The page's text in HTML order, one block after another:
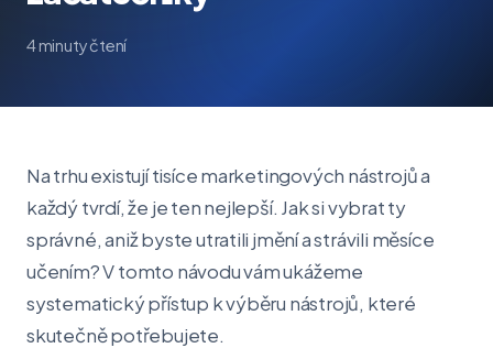
4 minuty čtení
Na trhu existují tisíce marketingových nástrojů a
každý tvrdí, že je ten nejlepší. Jak si vybrat ty
správné, aniž byste utratili jmění a strávili měsíce
učením? V tomto návodu vám ukážeme
systematický přístup k výběru nástrojů, které
skutečně potřebujete.